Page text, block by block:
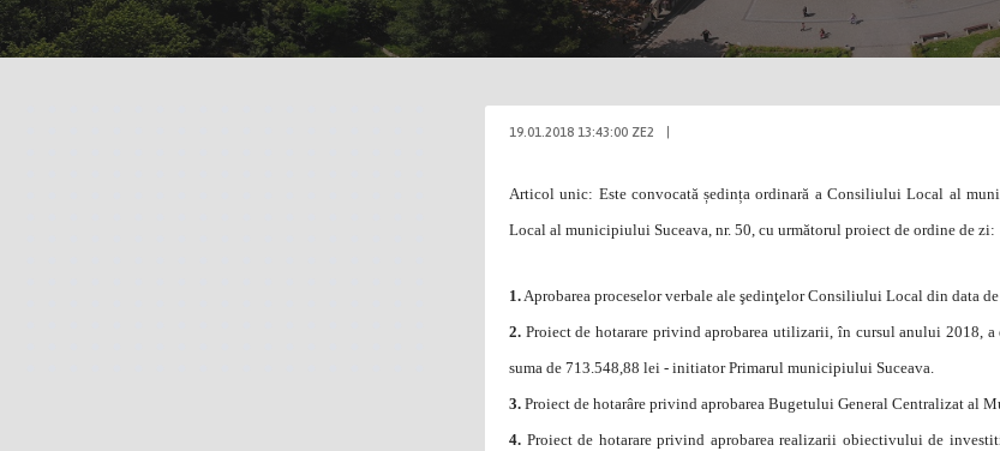
19.01.2018 13:43:00 ZE2
Articol unic: Este convocată ședința ordinară a Consiliului Local al
Local al municipiului Suceava, nr. 50, cu următorul proiect de ordine de zi:
1.Aprobarea proceselor verbale ale şedinţelor Consiliului Local din data
2. Proiect de hotarare privind aprobarea utilizarii, în cursul anului 2018,
suma de 713.548,88 lei - initiator Primarul municipiului Suceava.
3. Proiect de hotarâre privind aprobarea Bugetului General Centralizat
4. Proiect de hotarare privind aprobarea realizarii obiectivului de